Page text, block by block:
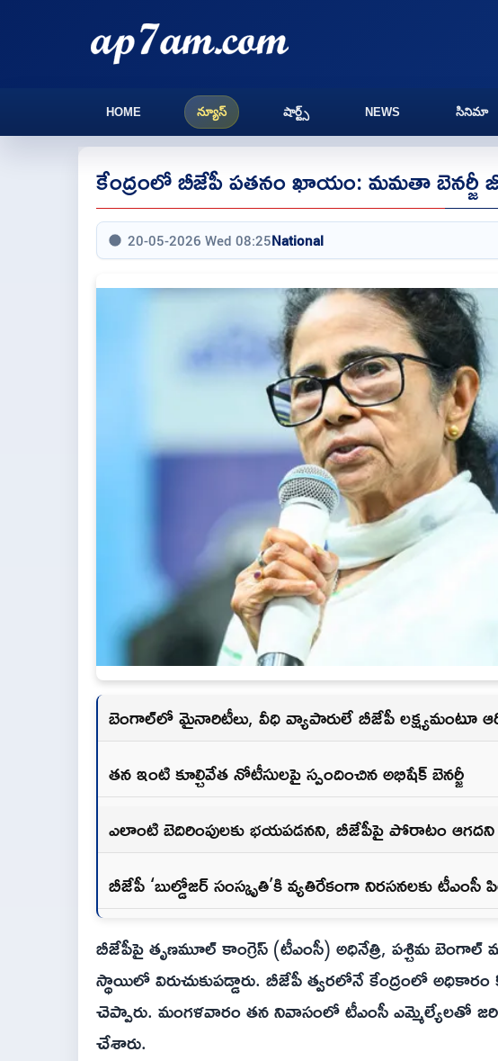
HOME న్యూస్ షార్ట్స్ NEWS సినిమా
కేంద్రంలో బీజేపీ పతనం ఖాయం: మమతా బెనర్జీ
20-05-2026 Wed 08:25National
బెంగాల్‌లో మైనారిటీలు, వీధి వ్యాపారులే బీజేపీ లక్ష్యమంటూ
తన ఇంటి కూల్చివేత నోటీసులపై స్పందించిన అభిషేక్ బెనర్జీ
ఎలాంటి బెదిరింపులకు భయపడనని, బీజేపీపై పోరాటం ఆగదని
బీజేపీ ‘బుల్డోజర్ సంస్కృతి’కి వ్యతిరేకంగా నిరసనలకు టీఎంసీ
బీజేపీపై తృణమూల్ కాంగ్రెస్ (టీఎంసీ) అధినేత్రి, పశ్చిమ బెంగాల్
స్థాయిలో విరుచుకుపడ్డారు. బీజేపీ త్వరలోనే కేంద్రంలో
చెప్పారు. మంగళవారం తన నివాసంలో టీఎంసీ ఎమ్మెల్యేలతో
చేశారు.